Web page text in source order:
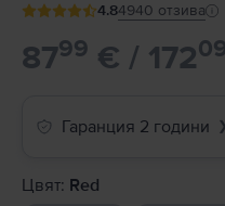
4.84940 отзива
8799 € / 172
Гаранция 2 години ❯
Цвят: Red